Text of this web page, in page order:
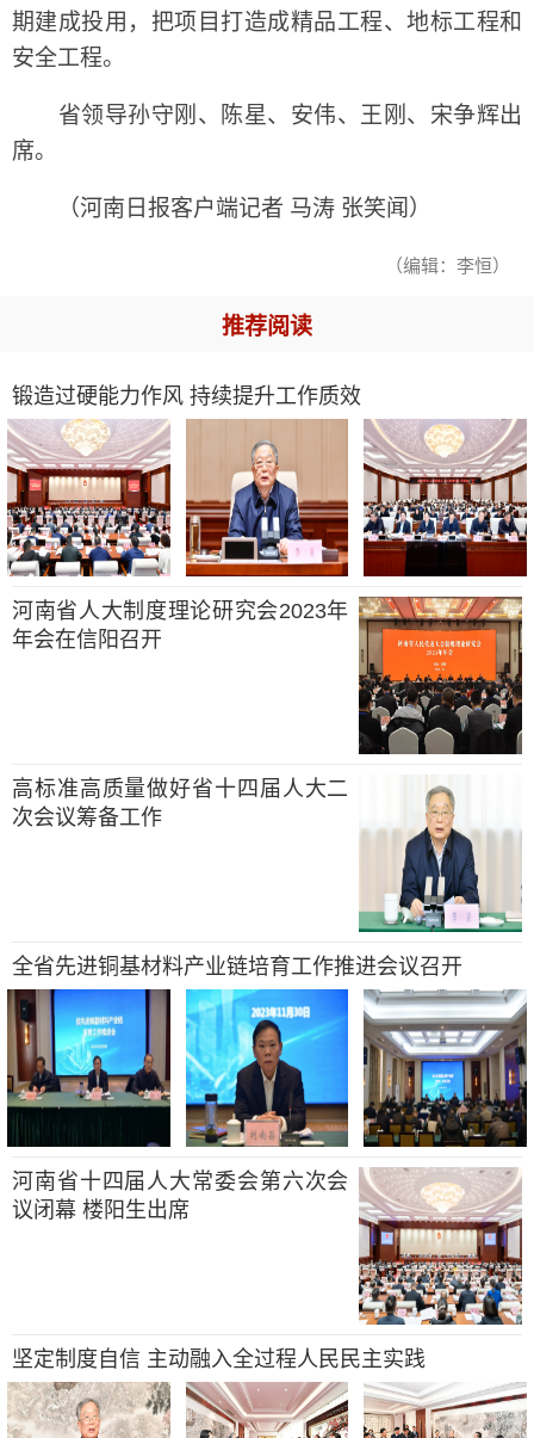
期建成投用，把项目打造成精品工程、地标工程和
安全工程。
省领导孙守刚、陈星、安伟、王刚、宋争辉出
席。
（河南日报客户端记者 马涛 张笑闻）
（编辑：李恒）
推荐阅读
锻造过硬能力作风 持续提升工作质效
河南省人大制度理论研究会2023年
年会在信阳召开
高标准高质量做好省十四届人大二
次会议筹备工作
全省先进铜基材料产业链培育工作推进会议召开
河南省十四届人大常委会第六次会
议闭幕 楼阳生出席
坚定制度自信 主动融入全过程人民民主实践